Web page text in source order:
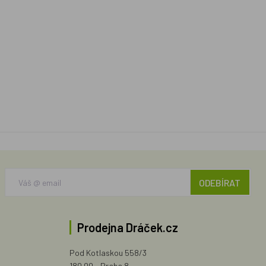
ODEBÍRAT
Prodejna Dráček.cz
Pod Kotlaskou 558/3